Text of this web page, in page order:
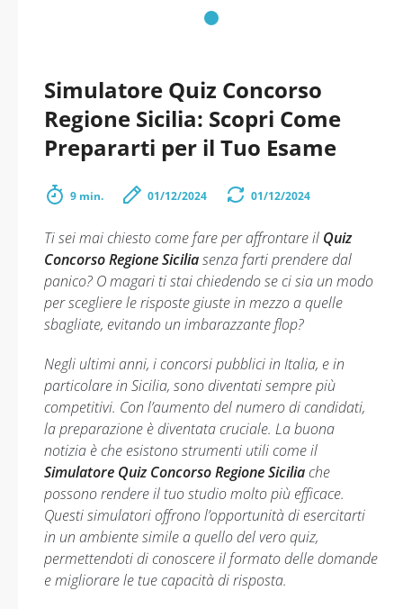
Simulatore Quiz Concorso
Regione Sicilia: Scopri Come
Prepararti per il Tuo Esame
9 min. 01/12/2024 01/12/2024
Ti sei mai chiesto come fare per affrontare il Quiz
Concorso Regione Siciliasenza farti prendere dal
panico? O magari ti stai chiedendo se ci sia un modo
per scegliere le risposte giuste in mezzo a quelle
sbagliate, evitando un imbarazzante flop?
Negli ultimi anni, i concorsi pubblici in Italia, e in
particolare in Sicilia, sono diventati sempre più
competitivi. Con l’aumento del numero di candidati,
la preparazione è diventata cruciale. La buona
notizia è che esistono strumenti utili come il
Simulatore Quiz Concorso Regione Siciliache
possono rendere il tuo studio molto più efficace.
Questi simulatori offrono l’opportunità di esercitarti
in un ambiente simile a quello del vero quiz,
permettendoti di conoscere il formato delle domande
e migliorare le tue capacità di risposta.